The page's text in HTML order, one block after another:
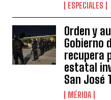
ESPECIALES
Orden y
Gobierno
recupera
estatal
San José
MÉRIDA